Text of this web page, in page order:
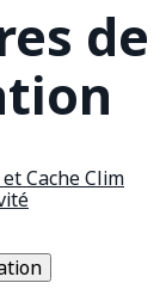
de
Cache Clim